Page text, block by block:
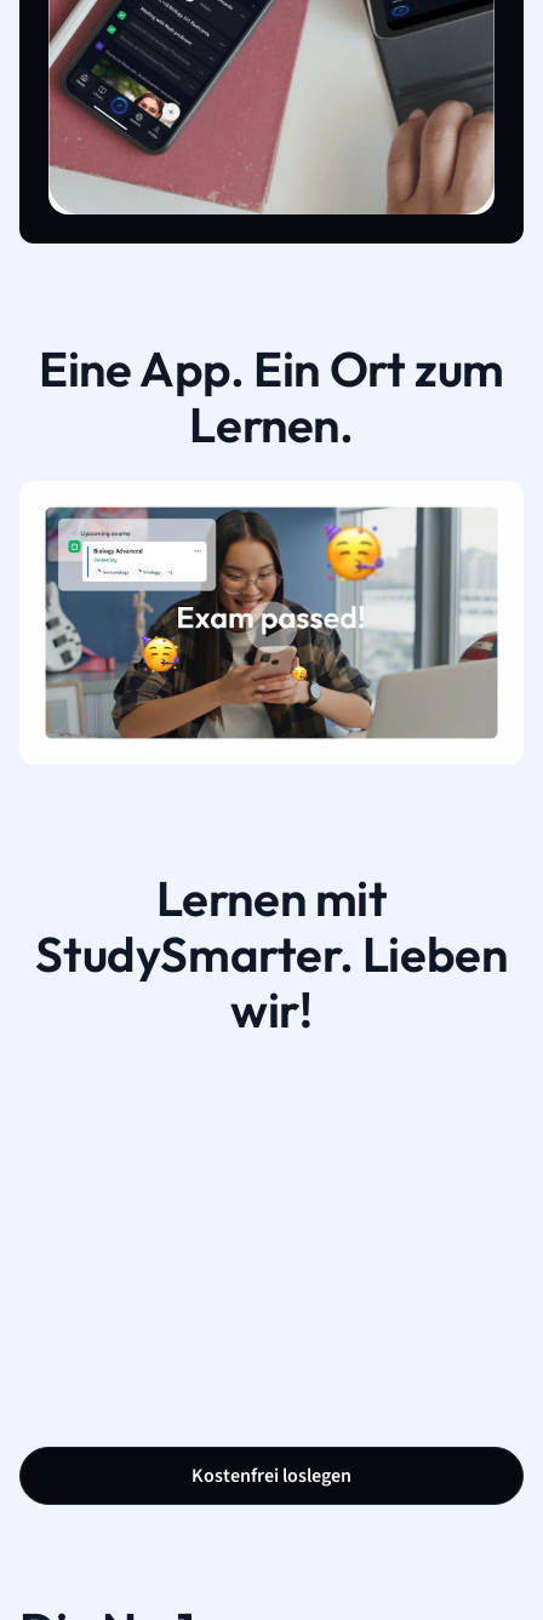
Eine App. Ein Ort zum
Lernen.
Lernen mit
StudySmarter. Lieben
wir!
Kostenfrei loslegen